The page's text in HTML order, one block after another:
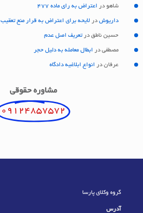
شاهو در اعتراض به رای ماده 477
داریوش در لایحه برای اعتراض به قرار منع تعقیب
حسین ناطق درتعریف اصل عدم
مصطفی در ابطال معامله به دلیل حجر
عرفان در انواع ابلاغیه دادگاه
مشاوره حقوقی
09124857572
گروه وکلای پارسا
آدرس